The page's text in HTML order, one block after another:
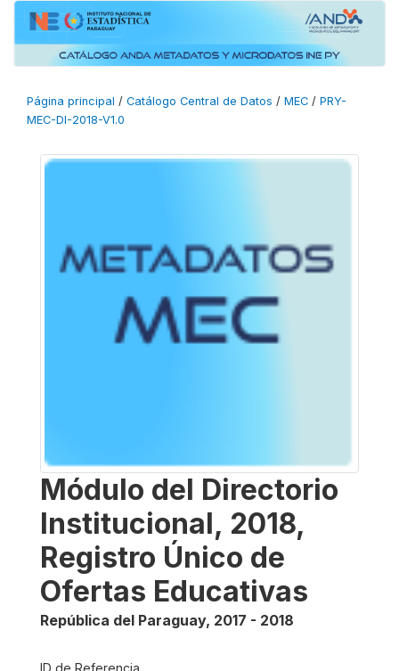
Página principal / Catálogo Central de Datos / MEC / PRY-
MEC-DI-2018-V1.0
Módulo del Directorio
Institucional, 2018,
Registro Único de
Ofertas Educativas
República del Paraguay, 2017 - 2018
ID de Referencia